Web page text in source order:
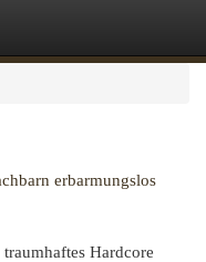
erbarmungslos
Hardcore